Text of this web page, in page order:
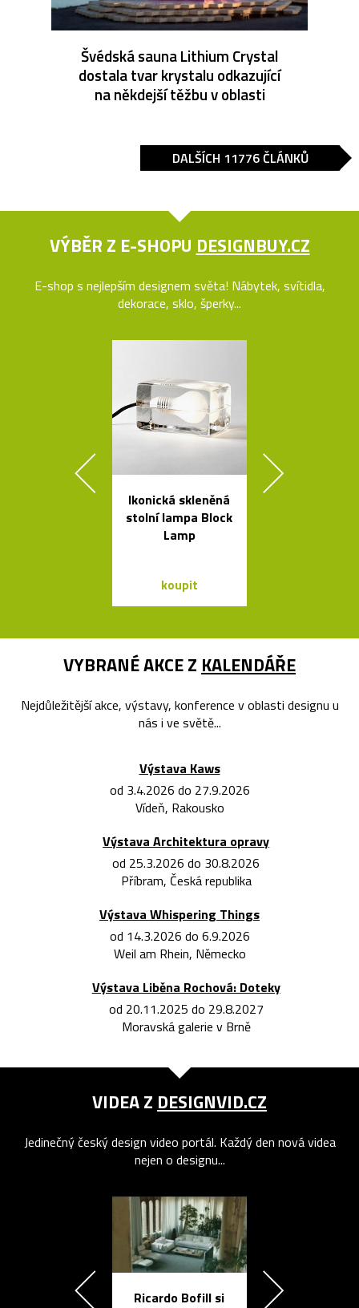
Švédská sauna Lithium Crystal
dostala tvar krystalu odkazující
na někdejší těžbu v oblasti
DALŠÍCH 11776 ČLÁNKŮ
VÝBĚR Z E-SHOPU DESIGNBUY.CZ
E-shop s nejlepším designem světa! Nábytek, svítidla,
dekorace, sklo, šperky...
Ikonická skleněná
stolní lampa Block
Lamp
koupit
VYBRANÉ AKCE Z KALENDÁŘE
Nejdůležitější akce, výstavy, konference v oblasti designu u
nás i ve světě...
Výstava Kaws
od 3.4.2026 do 27.9.2026
Vídeň, Rakousko
Výstava Architektura opravy
od 25.3.2026 do 30.8.2026
Příbram, Česká republika
Výstava Whispering Things
od 14.3.2026 do 6.9.2026
Weil am Rhein, Německo
Výstava Liběna Rochová: Doteky
od 20.11.2025 do 29.8.2027
Moravská galerie v Brně
VIDEA Z DESIGNVID.CZ
Jedinečný český design video portál. Každý den nová videa
nejen o designu...
Ricardo Bofill si